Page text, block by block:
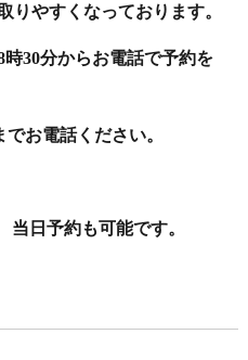
りやすくなっております。
30分からお電話で予約を
でお電話ください。
当日予約も可能です。